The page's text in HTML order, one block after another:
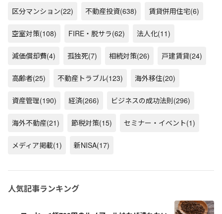
区分マンション(22) 不動産投資(638) 賃貸併用住宅(6)
空室対策(108) FIRE・脱サラ(62) 法人化(11)
減価償却費(4) 孤独死(7) 相続対策(26) 戸建賃貸(24)
高齢者(25) 不動産トラブル(123) 海外移住(20)
資産管理(190) 経済(266) ビジネスの成功法則(296)
海外不動産(21) 節税対策(15) セミナー・イベント(1)
メディア掲載(1) 新NISA(17)
人気記事ランキング